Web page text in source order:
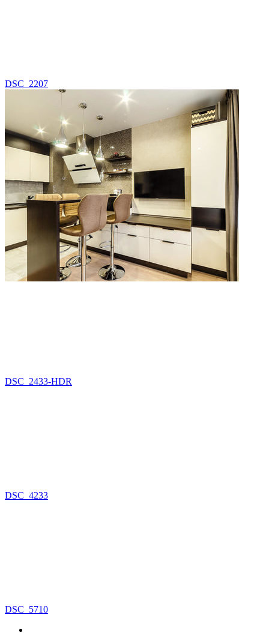
DSC_2207
DSC_2433-HDR
DSC_4233
DSC_5710